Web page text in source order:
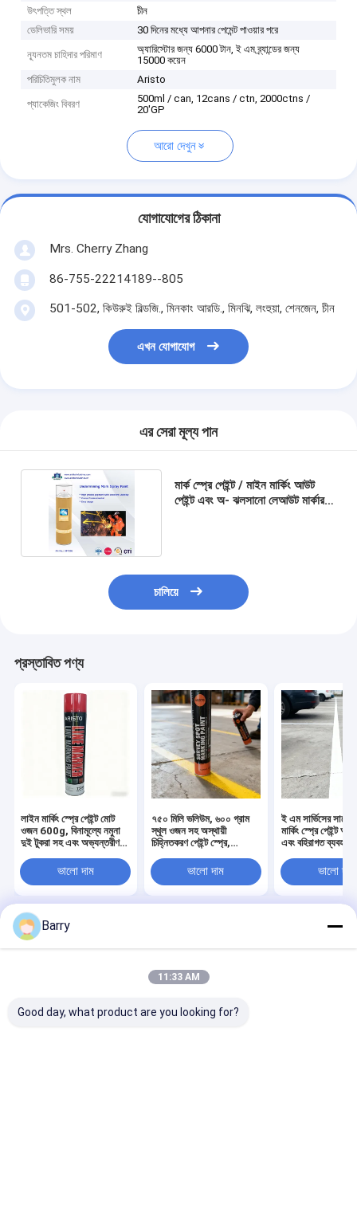
উৎপত্তি স্থল
চীন
ডেলিভারি সময়
30 দিনের মধ্যে আপনার পেমেন্ট পাওয়ার পরে
ন্যূনতম চাহিদার পরিমাণ
অ্যারিস্টোর জন্য 6000 টান, ই এম ব্র্যান্ডের জন্য
15000 কয়েন
পরিচিতিমুলক নাম
Aristo
প্যাকেজিং বিবরণ
500ml / can, 12cans / ctn, 2000ctns /
20'GP
আরো দেখুন
যোগাযোগের ঠিকানা
Mrs. Cherry Zhang
86-755-22214189--805
501-502, কিউরুই বিল্ডজি., মিনকাং আরডি., মিনঝি, লংহুয়া, শেনজেন, চীন
এখন যোগাযোগ
এর সেরা মূল্য পান
মার্ক স্প্রে পেইন্ট / মাইন মার্কিং আউট
পেইন্ট এবং অ- ঝলসানো লেআউট মার্কার
চালিয়ে
প্রস্তাবিত পণ্য
লাইন মার্কিং স্প্রে পেইন্ট মোট
ওজন 600g, বিনামূল্যে নমুনা
দুই টুকরা সহ এবং অভ্যন্তরীণ
750ml ভলিউম
ভালো দাম
৭৫০ মিলি ভলিউম, ৬০০ গ্রাম
স্থূল ওজন সহ অস্থায়ী
চিহ্নিতকরণ পেইন্ট স্প্রে,
OEM পরিষেবা সহ
ভালো দাম
ই এম সার্ভিসের সাথে
মার্কিং স্প্রে পেইন্ট
এবং বহিরাগত
গ্রহণযোগ্যভালো দাম
সাইট ম্যাপ
গোপনীয়তা নীতি
চীন কারখানা.Copyright © 2026 Aristo Industries
Corporation Limited. All Rights Reserved.
Barry
11:33 AM
Good day, what product are you looking for?